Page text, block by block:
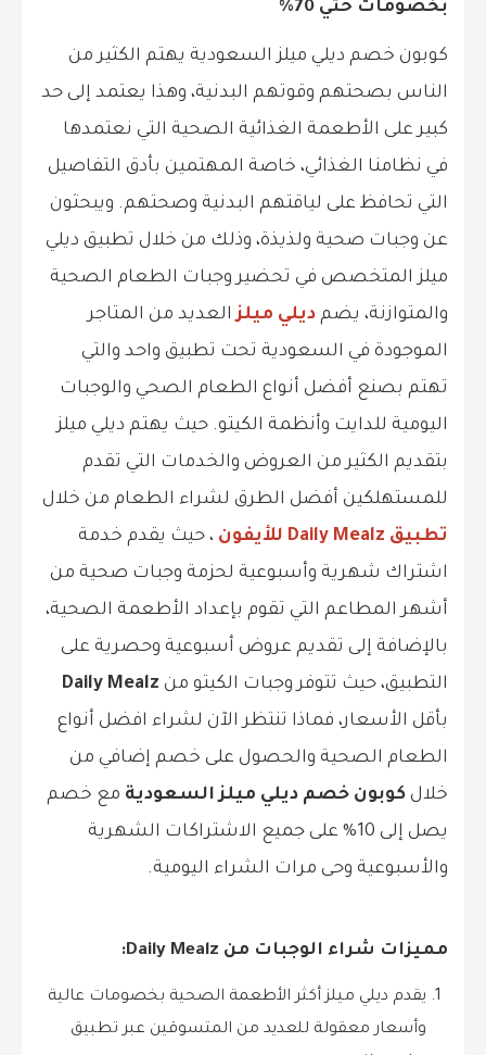
بخصومات حتي 70%
كوبون خصم ديلي ميلز السعودية يهتم الكثير من
الناس بصحتهم وقوتهم البدنية، وهذا يعتمد إلى حد
كبير على الأطعمة الغذائية الصحية التي نعتمدها
في نظامنا الغذائي، خاصة المهتمين بأدق التفاصيل
التي تحافظ على لياقتهم البدنية وصحتهم. ويبحثون
عن وجبات صحية ولذيذة، وذلك من خلال تطبيق ديلي
ميلز المتخصص في تحضير وجبات الطعام الصحية
والمتوازنة، يضم ديلي ميلزالعديد من المتاجر
الموجودة في السعودية تحت تطبيق واحد والتي
تهتم بصنع أفضل أنواع الطعام الصحي والوجبات
اليومية للدايت وأنظمة الكيتو. حيث يهتم ديلي ميلز
بتقديم الكثير من العروض والخدمات التي تقدم
للمستهلكين أفضل الطرق لشراء الطعام من خلال
تطبيق Daily Mealz للأيفون
، حيث يقدم خدمة
اشتراك شهرية وأسبوعية لحزمة وجبات صحية من
أشهر المطاعم التي تقوم بإعداد الأطعمة الصحية،
بالإضافة إلى تقديم عروض أسبوعية وحصرية على
التطبيق، حيث تتوفر وجبات الكيتو من Daily Mealz
بأقل الأسعار، فماذا تنتظر الآن لشراء افضل أنواع
الطعام الصحية والحصول على خصم إضافي من
خلال كوبون خصم ديلي ميلز السعودية مع خصم
يصل إلى 10% على جميع الاشتراكات الشهرية
والأسبوعية وحى مرات الشراء اليومية.
مميزات شراء الوجبات من Daily Mealz:
يقدم ديلي ميلز أكثر الأطعمة الصحية بخصومات عالية
وأسعار معقولة للعديد من المتسوقين عبر تطبيق